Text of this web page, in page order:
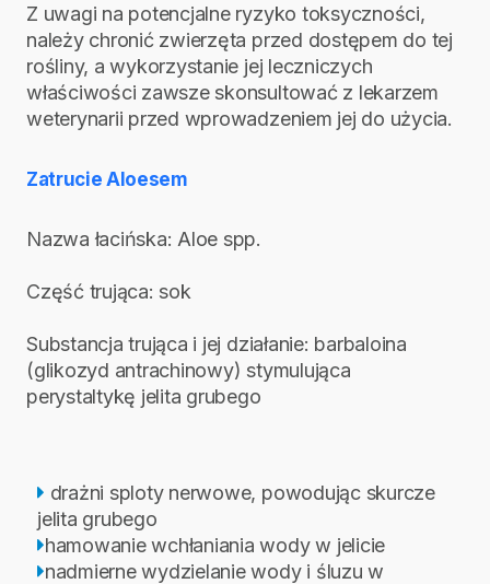
Z uwagi na potencjalne ryzyko toksyczności,
należy chronić zwierzęta przed dostępem do tej
rośliny, a wykorzystanie jej leczniczych
właściwości zawsze skonsultować z lekarzem
weterynarii przed wprowadzeniem jej do użycia.
Zatrucie Aloesem
Nazwa łacińska: Aloe spp.
Część trująca: sok
Substancja trująca i jej działanie: barbaloina
(glikozyd antrachinowy) stymulująca
perystaltykę jelita grubego
drażni sploty nerwowe, powodując skurcze
jelita grubego
hamowanie wchłaniania wody w jelicie
nadmierne wydzielanie wody i śluzu w